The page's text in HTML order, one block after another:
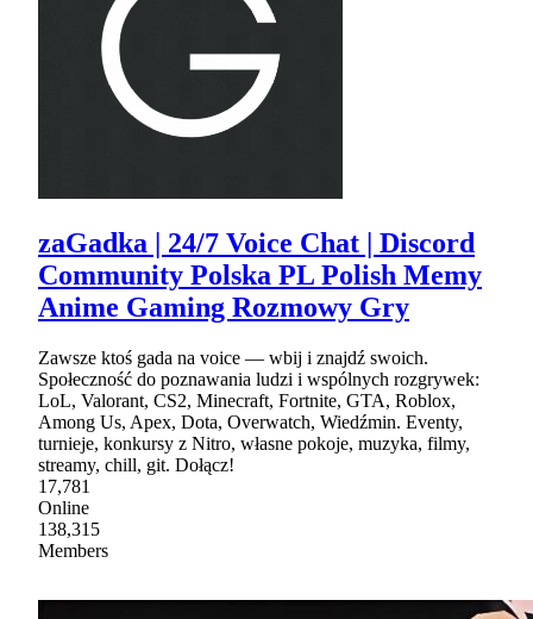
zaGadka | 24/7 Voice Chat | Discord
Community Polska PL Polish Memy
Anime Gaming Rozmowy Gry
Zawsze ktoś gada na voice — wbij i znajdź swoich.
Społeczność do poznawania ludzi i wspólnych rozgrywek:
LoL, Valorant, CS2, Minecraft, Fortnite, GTA, Roblox,
Among Us, Apex, Dota, Overwatch, Wiedźmin. Eventy,
turnieje, konkursy z Nitro, własne pokoje, muzyka, filmy,
streamy, chill, git. Dołącz!
17,781
Online
138,315
Members